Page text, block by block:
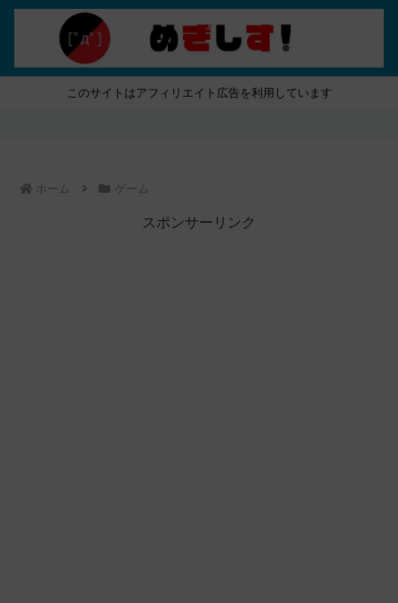
このサイトはアフィリエイト広告を利用しています
ホーム ゲーム
スポンサーリンク